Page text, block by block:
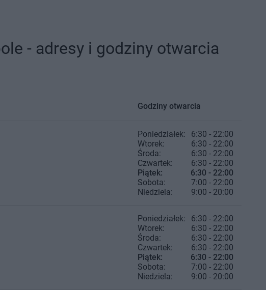
- adresy i godziny otwarcia
Godziny otwarcia
Poniedziałek:
6:30 - 22:00
Wtorek:
6:30 - 22:00
Środa:
6:30 - 22:00
Czwartek:
6:30 - 22:00
Piątek:
6:30 - 22:00
Sobota:
7:00 - 22:00
Niedziela:
9:00 - 20:00
Poniedziałek:
6:30 - 22:00
Wtorek:
6:30 - 22:00
Środa:
6:30 - 22:00
Czwartek:
6:30 - 22:00
Piątek:
6:30 - 22:00
Sobota:
7:00 - 22:00
Niedziela:
9:00 - 20:00